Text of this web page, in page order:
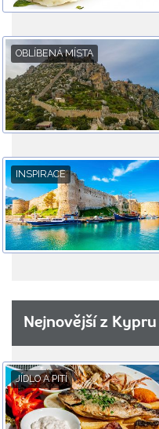
OBLÍBENÁ MÍSTA
INSPIRACE
Nejnovější z Kypru
JÍDLO A PITÍ